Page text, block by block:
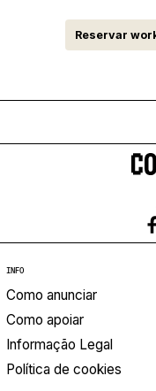
Reservar
INFO
Como anunciar
Como apoiar
Informação Legal
Política de cookies